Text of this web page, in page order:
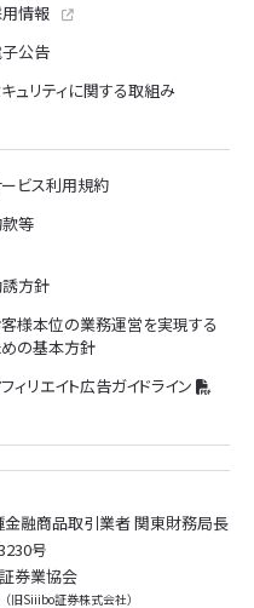
情報
公告
ュリティに関する取組み
ビス利用規約
等
方針
様本位の業務運営を実現する
の基本方針
ィリエイト広告ガイドライン
融商品取引業者 関東財務局長
号
券業協会
旧Siiibo証券株式会社）